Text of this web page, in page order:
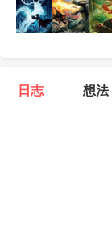
日志 想法